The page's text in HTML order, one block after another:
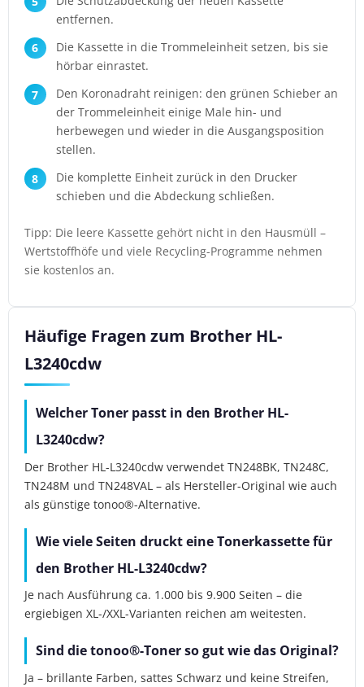
entfernen.
Die Kassette in die Trommeleinheit setzen, bis sie
hörbar einrastet.
Den Koronadraht reinigen: den grünen Schieber an
der Trommeleinheit einige Male hin- und
herbewegen und wieder in die Ausgangsposition
stellen.
Die komplette Einheit zurück in den Drucker
schieben und die Abdeckung schließen.
Tipp: Die leere Kassette gehört nicht in den Hausmüll –
Wertstoffhöfe und viele Recycling-Programme nehmen
sie kostenlos an.
Häufige Fragen zum Brother HL-
L3240cdw
Welcher Toner passt in den Brother HL-
L3240cdw?
Der Brother HL-L3240cdw verwendet TN248BK, TN248C,
TN248M und TN248VAL – als Hersteller-Original wie auch
als günstige tonoo®-Alternative.
Wie viele Seiten druckt eine Tonerkassette für
den Brother HL-L3240cdw?
Je nach Ausführung ca. 1.000 bis 9.900 Seiten – die
ergiebigen XL-/XXL-Varianten reichen am weitesten.
Sind die tonoo®-Toner so gut wie das Original?
Ja – brillante Farben, sattes Schwarz und keine Streifen,